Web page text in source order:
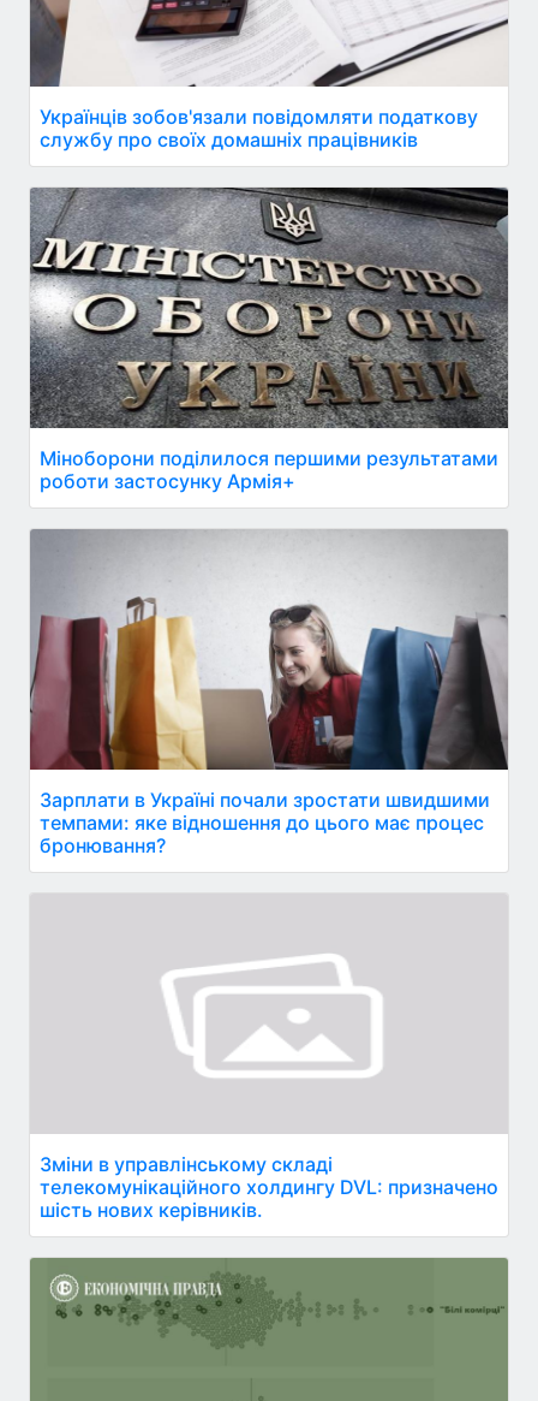
Українців зобов'язали повідомляти податкову
службу про своїх домашніх працівників
Міноборони поділилося першими результатами
роботи застосунку Армія+
Зарплати в Україні почали зростати швидшими
темпами: яке відношення до цього має процес
бронювання?
Зміни в управлінському складі
телекомунікаційного холдингу DVL: призначено
шість нових керівників.